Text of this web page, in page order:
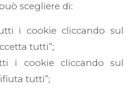
scegliere di:
i cookie cliccando sul
tutti”;
i cookie cliccando sul
tutti”;